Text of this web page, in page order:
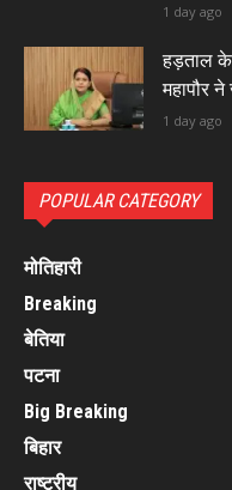
1 day ago
हड़ताल के
महापौर
1 day ago
POPULAR CATEGORY
मोतिहारी
Breaking
बेतिया
पटना
Big Breaking
बिहार
राष्ट्रीय